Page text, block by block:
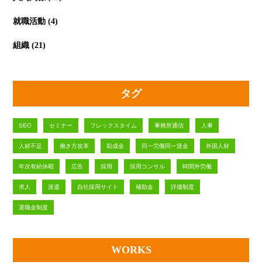
就職活動 (4)
組織 (21)
タグ
SEO セミナー フレックスタイム 事務所通信 人事
人材不足 働き方改革 助成金 同一労働同一賃金 外国人材
年次有給休暇 広告 採用 採用コンサル 時間外労働
求人 派遣 自社採用サイト 補助金 評価制度
退職金制度
WORKS